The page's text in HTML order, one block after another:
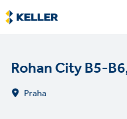
Skip
to
main
Rohan City B5-
Praha